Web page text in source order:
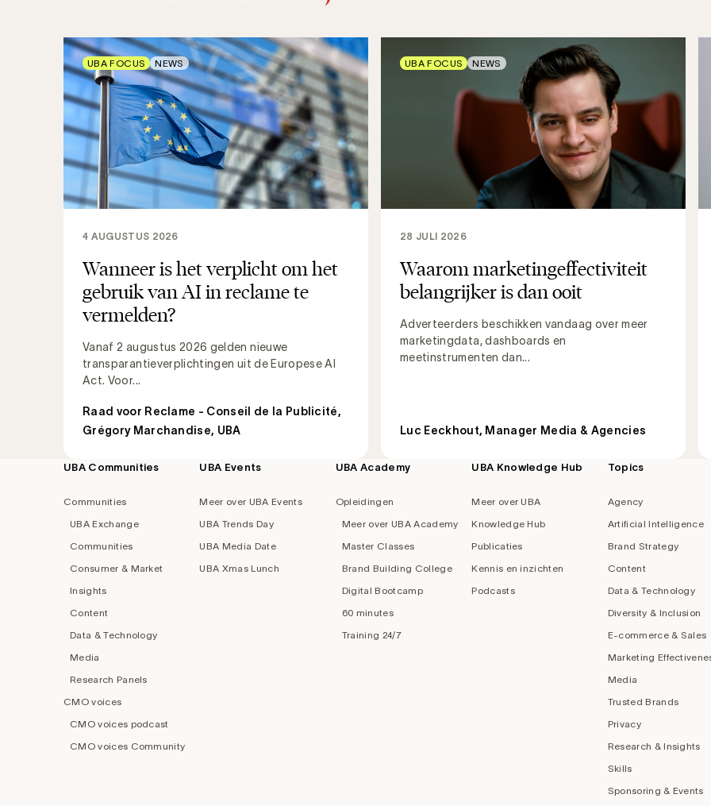
Wanneer is het verplicht om het
gebruik van AI in reclame te
vermelden?
Vanaf 2 augustus 2026 gelden nieuwe
transparantieverplichtingen uit de Europese AI
Act. Voor...
4 AUGUSTUS 2026
Raad voor Reclame - Conseil de la Publicité,
Grégory Marchandise, UBA
UBA FOCUS NEWS
Waarom marketingeffectiviteit
belangrijker is dan ooit
Adverteerders beschikken vandaag over meer
marketingdata, dashboards en
meetinstrumenten dan...
28 JULI 2026
Luc Eeckhout, Manager Media & Agencies
UBA FOCUS NEWS
Footer
UBA Communities
Communities
UBA Exchange
Communities
Consumer & Market
Insights
Content
Data & Technology
Media
Research Panels
CMO voices
CMO voices podcast
CMO voices Community
UBA Events
Meer over UBA Events
UBA Trends Day
UBA Media Date
UBA Xmas Lunch
UBA Academy
Opleidingen
Meer over UBA Academy
Master Classes
Brand Building College
Digital Bootcamp
60 minutes
Training 24/7
UBA Knowledge Hub
Meer over UBA
Knowledge Hub
Publicaties
Kennis en inzichten
Podcasts
Topics
Agency
Artificial Intelligence
Brand Strategy
Content
Data & Technology
Diversity & Inclusion
E-commerce & Sales
Marketing
Media
Trusted Brands
Privacy
Research & Insights
Skills
Sponsoring & Events